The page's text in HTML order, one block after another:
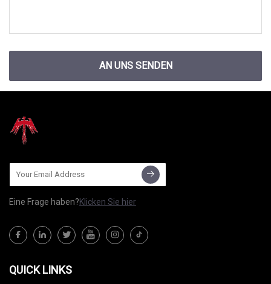
AN UNS SENDEN
Eine Frage haben?Klicken Sie hier
QUICK LINKS